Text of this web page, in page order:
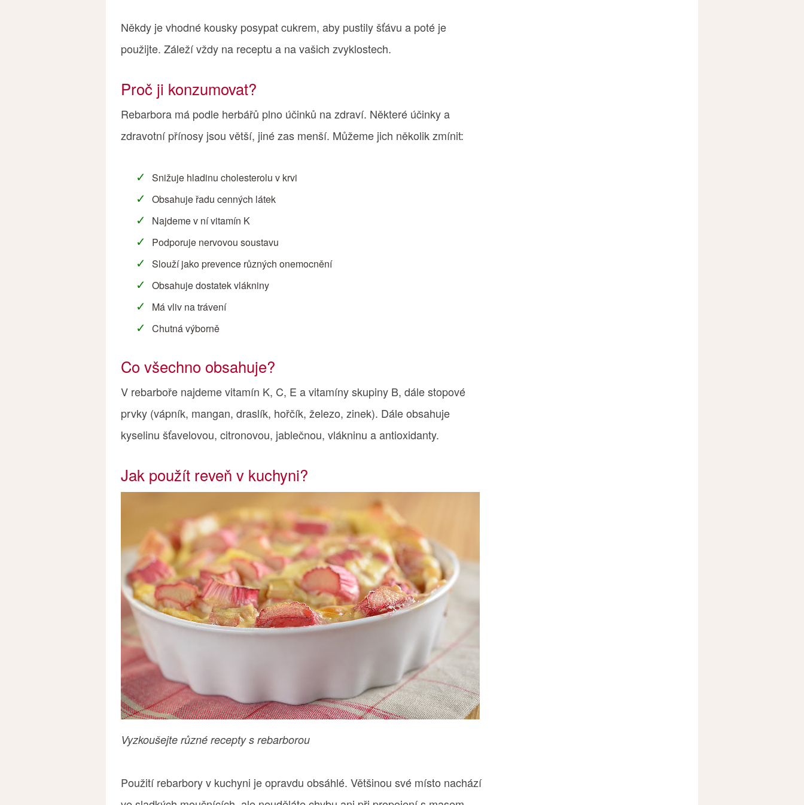
Někdy je vhodné kousky posypat cukrem, aby pustily šťávu a poté je
použijte. Záleží vždy na receptu a na vašich zvyklostech.
Proč ji konzumovat?
Rebarbora má podle herbářů plno účinků na zdraví. Některé účinky a
zdravotní přínosy jsou větší, jiné zas menší. Můžeme jich několik zmínit:
Snižuje hladinu cholesterolu v krvi
Obsahuje řadu cenných látek
Najdeme v ní vitamín K
Podporuje nervovou soustavu
Slouží jako prevence různých onemocnění
Obsahuje dostatek vlákniny
Má vliv na trávení
Chutná výborně
Co všechno obsahuje?
V rebarboře najdeme vitamín K, C, E a vitamíny skupiny B, dále stopové
prvky (vápník, mangan, draslík, hořčík, železo, zinek). Dále obsahuje
kyselinu šťavelovou, citronovou, jablečnou, vlákninu a antioxidanty.
Jak použít reveň v kuchyni?
Vyzkoušejte různé recepty s rebarborou
Použití rebarbory v kuchyni je opravdu obsáhlé. Většinou své místo nachází